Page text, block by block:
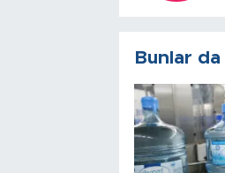
Bunlar